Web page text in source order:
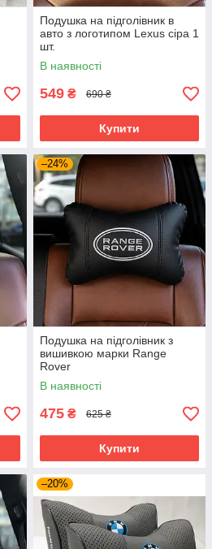
Подушка на підголівник в
авто з логотипом Lexus сіра 1
шт.
В наявності
549 ₴ 690 ₴
Купити
–24%
Подушка на підголівник з
вишивкою марки Range
Rover
В наявності
475 ₴ 625 ₴
Купити
–20%